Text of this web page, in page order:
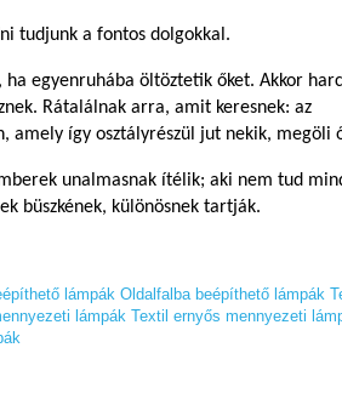
tudjunk a fontos dolgokkal.
egyenruhába öltöztetik őket. Akkor
Rátalálnak arra, amit keresnek: az
amely így osztályrészül jut nekik, megöli
unalmasnak ítélik; aki nem tud
büszkének, különösnek tartják.
lámpák Oldalfalba beépíthető lámpák
lámpák Textil ernyős mennyezeti